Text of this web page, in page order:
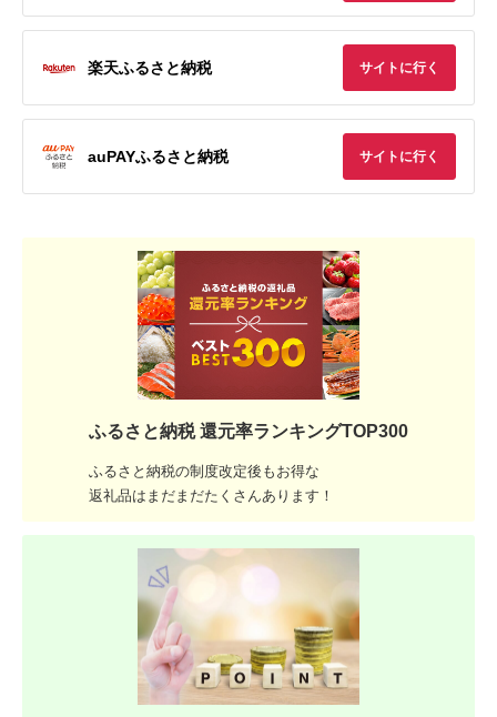
楽天ふるさと納税 サイトに行く
auPAYふるさと納税 サイトに行く
ふるさと納税 還元率ランキングTOP300
ふるさと納税の制度改定後もお得な
返礼品はまだまだたくさんあります！